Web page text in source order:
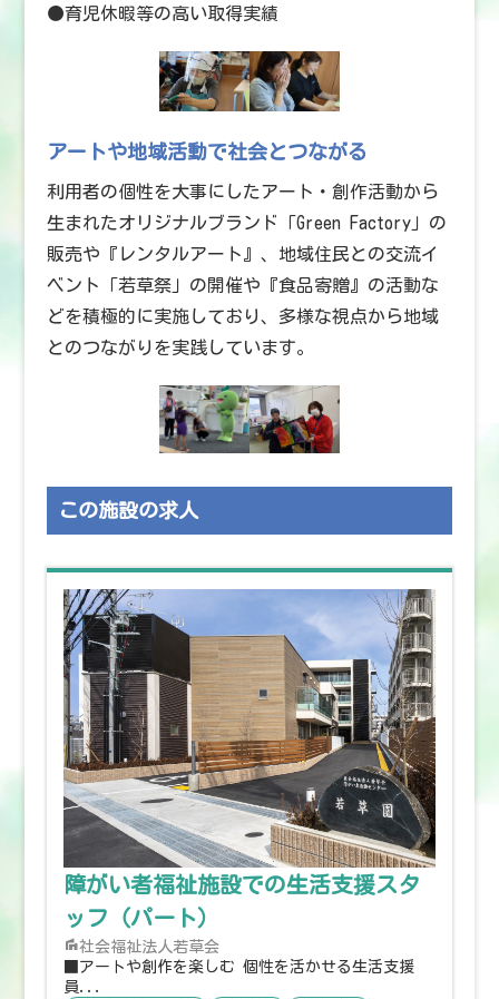
●育児休暇等の高い取得実績
アートや地域活動で社会とつながる
利用者の個性を大事にしたアート・創作活動から
生まれたオリジナルブランド「Green Factory」の
販売や『レンタルアート』、地域住民との交流イ
ベント「若草祭」の開催や『食品寄贈』の活動な
どを積極的に実施しており、多様な視点から地域
とのつながりを実践しています。
この施設の求人
障がい者福祉施設での生活支援スタ
ッフ（パート）
社会福祉法人若草会
■アートや創作を楽しむ 個性を活かせる生活支援
員...